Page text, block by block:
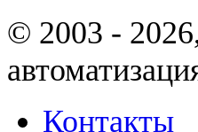
© 2003 -
Контакты